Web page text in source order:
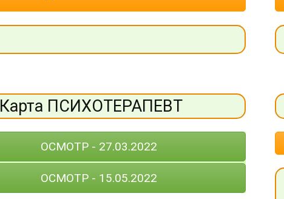
Карта ПСИХОТЕРАПЕВТ
ОСМОТР - 27.03.2022
ОСМОТР - 15.05.2022